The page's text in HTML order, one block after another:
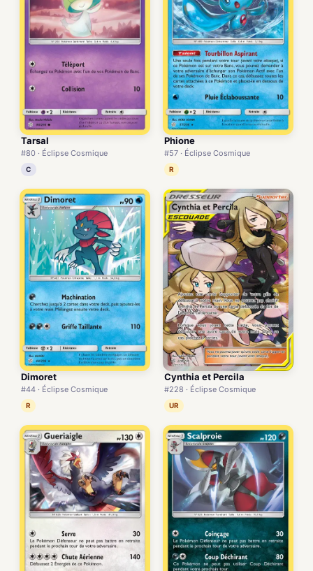
Tarsal
#80 · Éclipse Cosmique
C
Phione
#57 · Éclipse Cosmique
R
Dimoret
#44 · Éclipse Cosmique
R
Cynthia et Percila
#228 · Éclipse Cosmique
UR